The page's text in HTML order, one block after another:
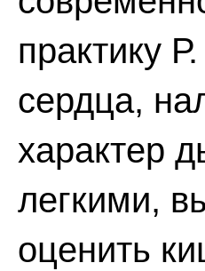
практику
сердца,
характер
легкими,
оценить